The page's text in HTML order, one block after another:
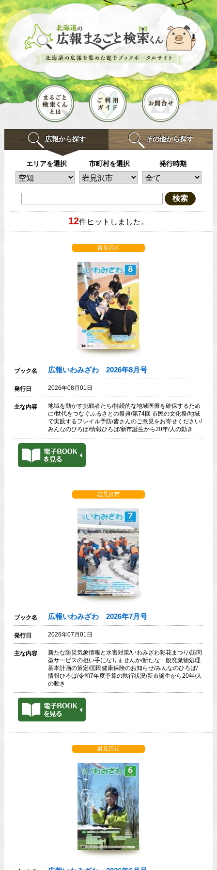
広報から探す その他から探す
エリアを選択 市町村を選択 発行時期
検索
12件ヒットしました。
岩見沢市
ブック名 広報いわみざわ 2026年8月号
発行日 2026年08月01日
主な内容
地域を動かす挑戦者たち/持続的な地域医療を確保するため
に/世代をつなぐふるさとの祭典/第74回 市民の文化祭/地域
で実践するフレイル予防/皆さんのご意見をお寄せください/
みんなのひろば/情報ひろば/新市誕生から20年/人の動き
岩見沢市
ブック名 広報いわみざわ 2026年7月号
発行日 2026年07月01日
主な内容
新たな防災気象情報と水害対策/いわみざわ彩花まつり/訪問
型サービスの担い手になりませんか/新たな一般廃棄物処理
基本計画の策定/国民健康保険のお知らせ/みんなのひろば/
情報ひろば/令和7年度予算の執行状況/新市誕生から20年/人
の動き
岩見沢市